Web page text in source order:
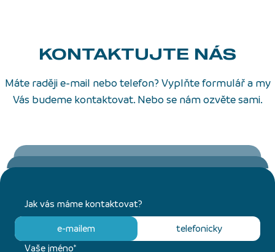
KONTAKTUJTE NÁS
Máte raději e-mail nebo telefon? Vyplňte formulář a my
Vás budeme kontaktovat. Nebo se nám ozvěte sami.
Jak vás máme kontaktovat?
e-mailem
telefonicky
Vaše jméno*